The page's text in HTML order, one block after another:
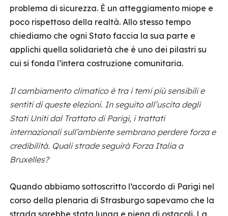
problema di sicurezza. È un atteggiamento miope e
poco rispettoso della realtà. Allo stesso tempo
chiediamo che ogni Stato faccia la sua parte e
applichi quella solidarietà che è uno dei pilastri su
cui si fonda l’intera costruzione comunitaria.
Il cambiamento climatico è tra i temi più sensibili e
sentiti di queste elezioni. In seguito all’uscita degli
Stati Uniti dal Trattato di Parigi, i trattati
internazionali sull’ambiente sembrano perdere forza e
credibilità. Quali strade seguirà Forza Italia a
Bruxelles?
Quando abbiamo sottoscritto l’accordo di Parigi nel
corso della plenaria di Strasburgo sapevamo che la
strada sarebbe stata lunga e piena di ostacoli. La